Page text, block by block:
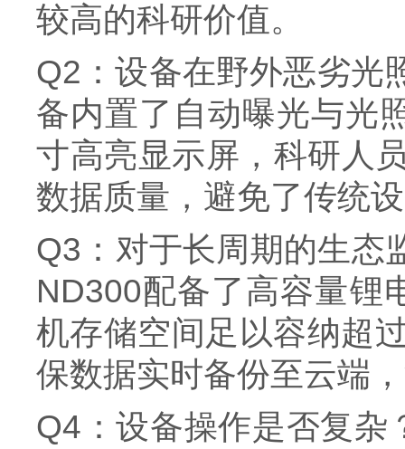
较高的科研价值。
Q2：设备在野外恶劣光
备内置了自动曝光与光
寸高亮显示屏，科研人
数据质量，避免了传统
Q3：对于长周期的生态
ND300配备了高容量锂
机存储空间足以容纳超
保数据实时备份至云端
Q4：设备操作是否复杂